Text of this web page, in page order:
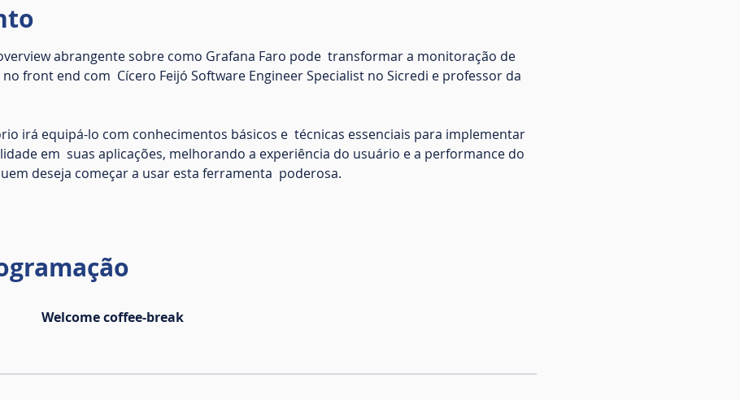
abrangente sobre como Grafana Faro pode  transformar a monitoração de
front end com  Cícero Feijó Software Engineer Specialist no Sicredi e professor da
irá equipá-lo com conhecimentos básicos e  técnicas essenciais para implementar
em  suas aplicações, melhorando a experiência do usuário e a performance do
deseja começar a usar esta ferramenta  poderosa.
Welcome coffee-break